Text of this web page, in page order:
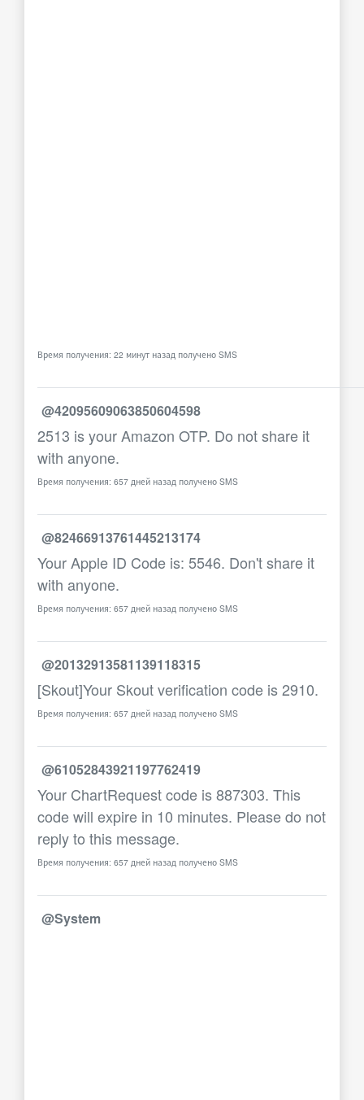
Время получения: 22 минут назад получено SMS
@42095609063850604598
2513 is your Amazon OTP. Do not share it
with anyone.
Время получения: 657 дней назад получено SMS
@82466913761445213174
Your Apple ID Code is: 5546. Don't share it
with anyone.
Время получения: 657 дней назад получено SMS
@20132913581139118315
[Skout]Your Skout verification code is 2910.
Время получения: 657 дней назад получено SMS
@61052843921197762419
Your ChartRequest code is 887303. This
code will expire in 10 minutes. Please do not
reply to this message.
Время получения: 657 дней назад получено SMS
@System